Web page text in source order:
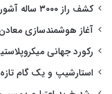
کشف راز ۳۰۰۰ ساله آشوریان
آغاز هوشمندسازی
رکورد جهانی
استارشیپ و یک گام